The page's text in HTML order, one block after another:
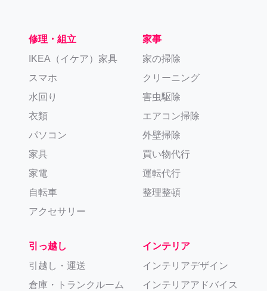
修理・組立
IKEA（イケア）家具
スマホ
水回り
衣類
パソコン
家具
家電
自転車
アクセサリー
家事
家の掃除
クリーニング
害虫駆除
エアコン掃除
外壁掃除
買い物代行
運転代行
整理整頓
引っ越し
引越し・運送
倉庫・トランクルーム
インテリア
インテリアデザイン
インテリアアドバイス